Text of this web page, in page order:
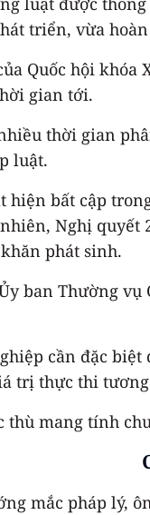
triển, vừa
Quốc hội
gian tới.
thời gian
luật.
hiện bất cập
Nghị quyết
phát sinh.
ban Thường
cần đặc
trị thực thi
thù mang tính
mắc pháp lý,